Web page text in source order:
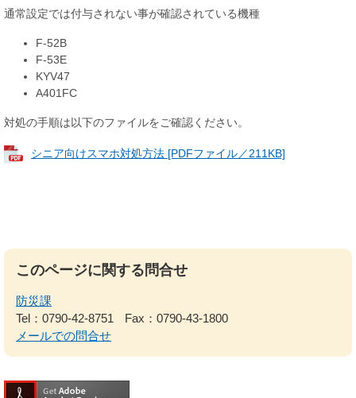
​​通常設定では付与されない事が確認されている機種
F-52B
F-53E
KYV47
A401FC
対処の手順は以下のファイルをご確認ください。
シニア向けスマホ対処方法 [PDFファイル／211KB]
このページに関する問合せ
防災課
Tel：0790-42-8751
Fax：0790-43-1800
メールでの問合せ